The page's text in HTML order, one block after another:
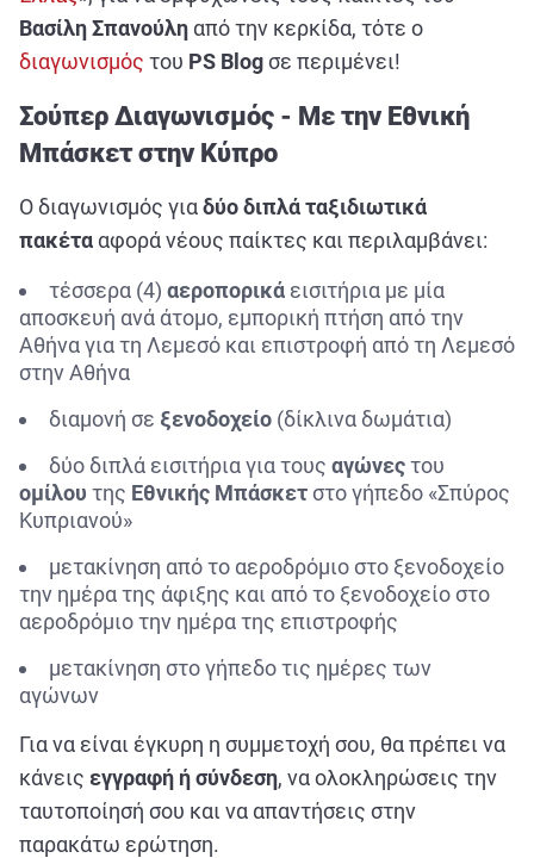
Βασίλη Σπανούλη από την κερκίδα, τότε ο
διαγωνισμός του PS Blogσε περιμένει!
Σούπερ Διαγωνισμός - Με την Εθνική
Μπάσκετ στην Κύπρο
Ο διαγωνισμός γιαδύο διπλά ταξιδιωτικά
πακέτα αφορά νέους παίκτες και περιλαμβάνει:
τέσσερα (4) αεροπορικά εισιτήρια με μία
αποσκευή ανά άτομο, εμπορική πτήση από την
Αθήνα για τη Λεμεσό και επιστροφή από τη Λεμεσό
στην Αθήνα
διαμονή σε ξενοδοχείο (δίκλινα δωμάτια)
δύο διπλά εισιτήρια για τους αγώνεςτου
ομίλου της Εθνικής Μπάσκετ στο γήπεδο «Σπύρος
Κυπριανού»
μετακίνηση από το αεροδρόμιο στο ξενοδοχείο
την ημέρα της άφιξης και από το ξενοδοχείο στο
αεροδρόμιο την ημέρα της επιστροφής
μετακίνηση στο γήπεδο τις ημέρες των
αγώνων
Για να είναι έγκυρη η συμμετοχή σου, θα πρέπει να
κάνεις εγγραφή ή σύνδεση, να ολοκληρώσεις την
ταυτοποίησή σου και να απαντήσεις στην
παρακάτω ερώτηση.